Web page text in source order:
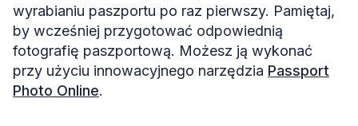
wyrabianiu paszportu po raz pierwszy. Pamiętaj,
by wcześniej przygotować odpowiednią
fotografię paszportową. Możesz ją wykonać
przy użyciu innowacyjnego narzędzia Passport
Photo Online.